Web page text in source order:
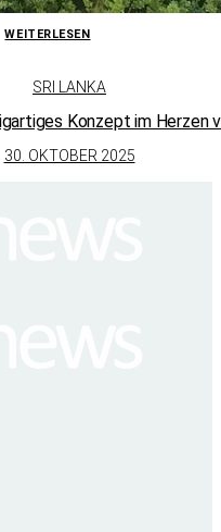
WEITERLESEN
SRI LANKA
Konzept im Herzen
30. OKTOBER 2025